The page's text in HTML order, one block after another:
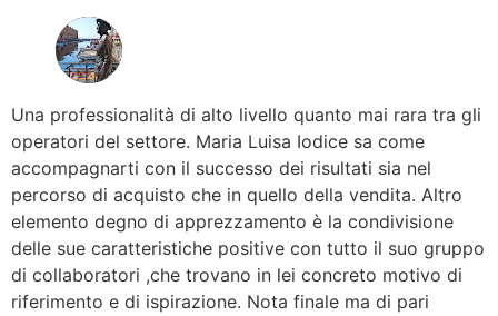
Una professionalità di alto livello quanto mai rara tra gli
operatori del settore. Maria Luisa Iodice sa come
accompagnarti con il successo dei risultati sia nel
percorso di acquisto che in quello della vendita. Altro
elemento degno di apprezzamento è la condivisione
delle sue caratteristiche positive con tutto il suo gruppo
di collaboratori ,che trovano in lei concreto motivo di
riferimento e di ispirazione. Nota finale ma di pari